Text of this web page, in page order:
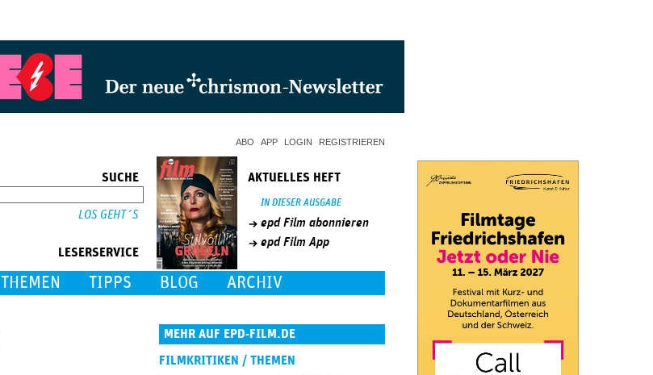
ABO APP LOGIN REGISTRIEREN
SUCHE
LESERSERVICE
AKTUELLES HEFT
IN DIESER AUSGABE
epd Film abonnieren
epd Film App
THEMEN TIPPS BLOG ARCHIV
MEHR AUF EPD-FILM.DE
FILMKRITIKEN / THEMEN